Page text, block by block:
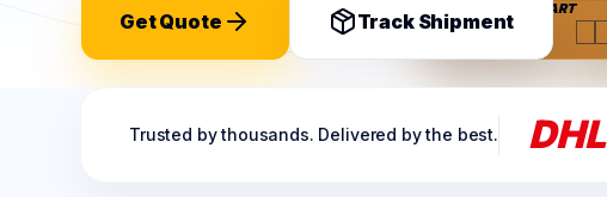
FLY MY CART
Get Quote Track Shipment
Trusted by thousands. Delivered by the best. DHL